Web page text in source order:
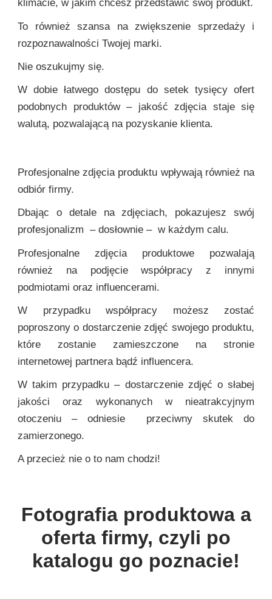
klimacie, w jakim chcesz przedstawić swój produkt.
To również szansa na zwiększenie sprzedaży i
rozpoznawalności Twojej marki.
Nie oszukujmy się.
W dobie łatwego dostępu do setek tysięcy ofert
podobnych produktów – jakość zdjęcia staje się
walutą, pozwalającą na pozyskanie klienta.
Profesjonalne zdjęcia produktu wpływają również na
odbiór firmy.
Dbając o detale na zdjęciach, pokazujesz swój
profesjonalizm – dosłownie – w każdym calu.
Profesjonalne zdjęcia produktowe pozwalają
również na podjęcie współpracy z innymi
podmiotami oraz influencerami.
W przypadku współpracy możesz zostać
poproszony o dostarczenie zdjęć swojego produktu,
które zostanie zamieszczone na stronie
internetowej partnera bądź influencera.
W takim przypadku – dostarczenie zdjęć o słabej
jakości oraz wykonanych w nieatrakcyjnym
otoczeniu – odniesie przeciwny skutek do
zamierzonego.
A przecież nie o to nam chodzi!
Fotografia produktowa a
oferta firmy, czyli po
katalogu go poznacie!